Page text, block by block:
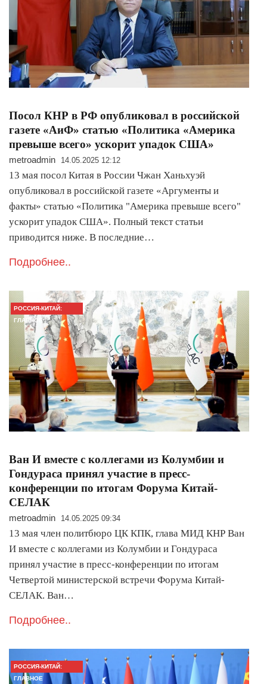
Посол КНР в РФ опубликовал в российской
газете «АиФ» статью «Политика «Америка
превыше всего» ускорит упадок США»
metroadmin 14.05.2025 12:12
13 мая посол Китая в России Чжан Ханьхуэй
опубликовал в российской газете «Аргументы и
факты» статью «Политика "Америка превыше всего"
ускорит упадок США». Полный текст статьи
приводится ниже. В последние…
Подробнее..
РОССИЯ-КИТАЙ:
ГЛАВНОЕ
Ван И вместе с коллегами из Колумбии и
Гондураса принял участие в пресс-
конференции по итогам Форума Китай-
СЕЛАК
metroadmin 14.05.2025 09:34
13 мая член политбюро ЦК КПК, глава МИД КНР Ван
И вместе с коллегами из Колумбии и Гондураса
принял участие в пресс-конференции по итогам
Четвертой министерской встречи Форума Китай-
СЕЛАК. Ван…
Подробнее..
РОССИЯ-КИТАЙ:
ГЛАВНОЕ